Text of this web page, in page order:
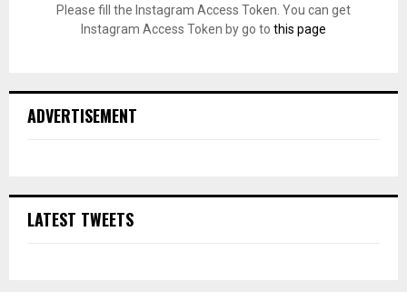
Please fill the Instagram Access Token. You can get
Instagram Access Token by go to this page
ADVERTISEMENT
LATEST TWEETS